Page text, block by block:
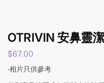
OTRIVIN 安鼻靈
$67.00
‧相片只供參考